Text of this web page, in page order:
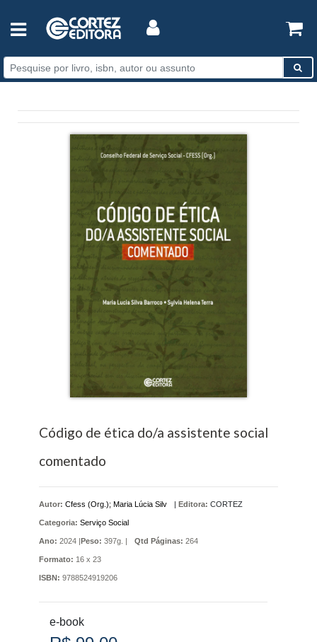
Código de ética do/a assistente social
comentado
Autor: Cfess (Org.); Maria Lúcia Silv | Editora: CORTEZ
Categoria: Serviço Social
Ano: 2024 |Peso: 397g. | Qtd Páginas: 264
Formato: 16 x 23
ISBN: 9788524919206
e-book